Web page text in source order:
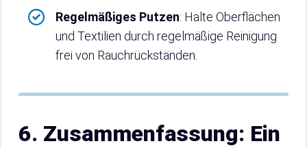
Regelmäßiges Putzen: Halte Oberflächen
und Textilien durch regelmäßige Reinigung
frei von Rauchrückständen.
6. Zusammenfassung: Ein